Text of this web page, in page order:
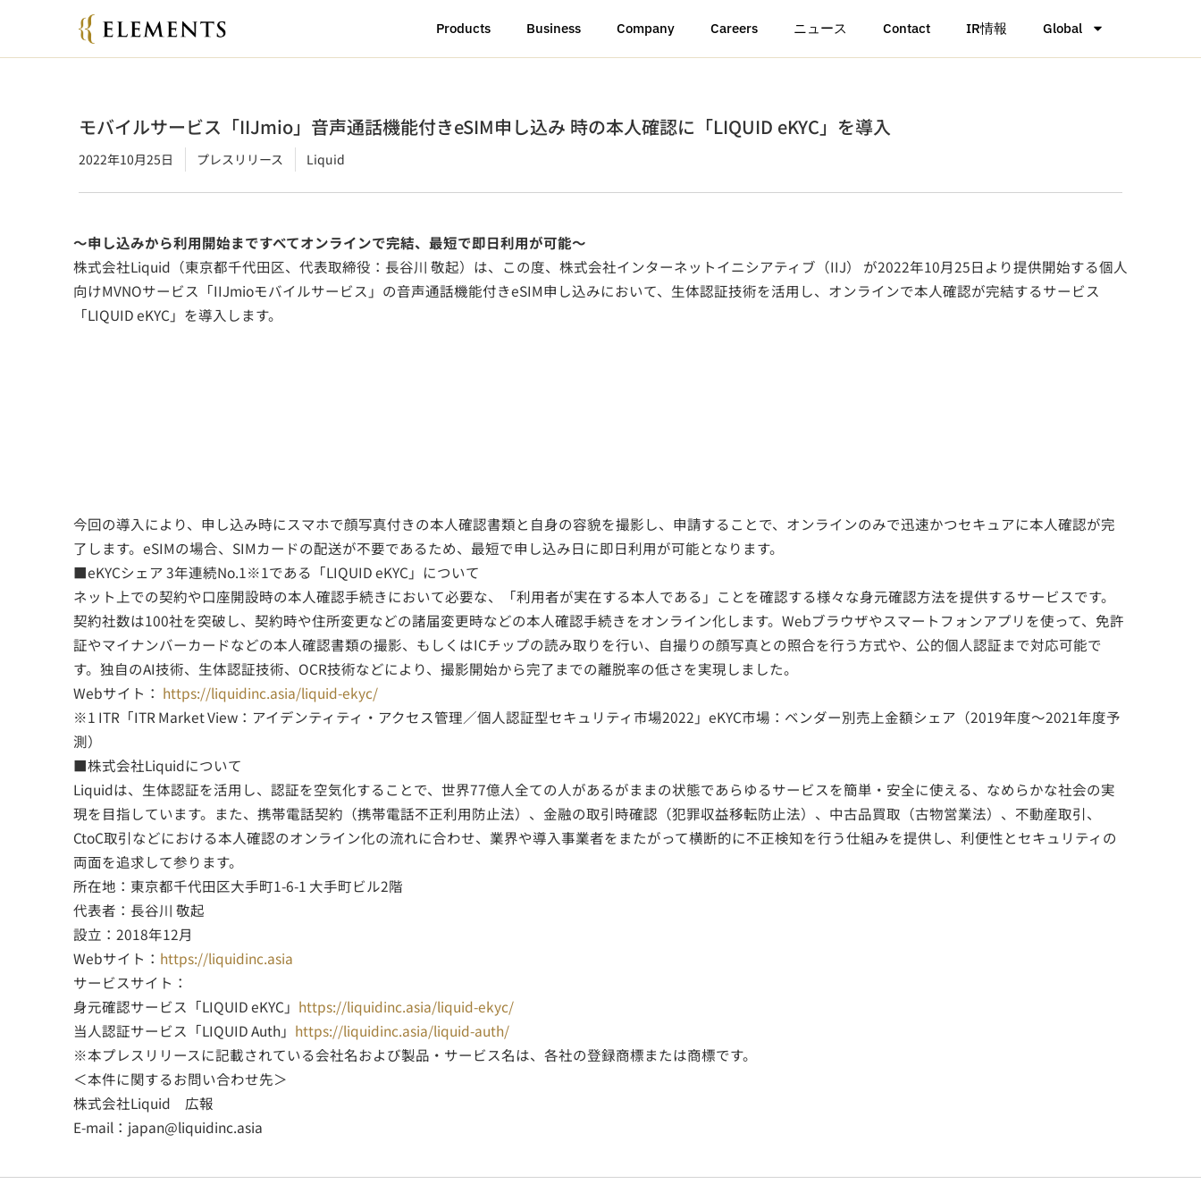
Products Business Company Careers ニュース Contact IR情報 Global
モバイルサービス「IIJmio」音声通話機能付きeSIM申し込み 時の本人確認に「LIQUID eKYC」を導入
2022年10月25日 プレスリリース Liquid
～申し込みから利用開始まですべてオンラインで完結、最短で即日利用が可能～
株式会社Liquid（東京都千代田区、代表取締役：長谷川 敬起）は、この度、株式会社インターネットイニシアティブ（IIJ） が2022年10月25日より提供開始する個人
向けMVNOサービス「IIJmioモバイルサービス」の音声通話機能付きeSIM申し込みにおいて、生体認証技術を活用し、オンラインで本人確認が完結するサービス
「LIQUID eKYC」を導入します。
今回の導入により、申し込み時にスマホで顔写真付きの本人確認書類と自身の容貌を撮影し、申請することで、オンラインのみで迅速かつセキュアに本人確認が完
了します。eSIMの場合、SIMカードの配送が不要であるため、最短で申し込み日に即日利用が可能となります。
■eKYCシェア 3年連続No.1※1である「LIQUID eKYC」について
ネット上での契約や口座開設時の本人確認手続きにおいて必要な、「利用者が実在する本人である」ことを確認する様々な身元確認方法を提供するサービスです。
契約社数は100社を突破し、契約時や住所変更などの諸届変更時などの本人確認手続きをオンライン化します。Webブラウザやスマートフォンアプリを使って、免許
証やマイナンバーカードなどの本人確認書類の撮影、もしくはICチップの読み取りを行い、自撮りの顔写真との照合を行う方式や、公的個人認証まで対応可能で
す。独自のAI技術、生体認証技術、OCR技術などにより、撮影開始から完了までの離脱率の低さを実現しました。
Webサイト： https://liquidinc.asia/liquid-ekyc/
※1 ITR「ITR Market View：アイデンティティ・アクセス管理／個人認証型セキュリティ市場2022」eKYC市場：ベンダー別売上金額シェア（2019年度～2021年度予
測）
■株式会社Liquidについて
Liquidは、生体認証を活用し、認証を空気化することで、世界77億人全ての人があるがままの状態であらゆるサービスを簡単・安全に使える、なめらかな社会の実
現を目指しています。また、携帯電話契約（携帯電話不正利用防止法）、金融の取引時確認（犯罪収益移転防止法）、中古品買取（古物営業法）、不動産取引、
CtoC取引などにおける本人確認のオンライン化の流れに合わせ、業界や導入事業者をまたがって横断的に不正検知を行う仕組みを提供し、利便性とセキュリティの
両面を追求して参ります。
所在地：東京都千代田区大手町1-6-1 大手町ビル2階
代表者：長谷川 敬起
設立：2018年12月
Webサイト： https://liquidinc.asia
サービスサイト：
身元確認サービス「LIQUID eKYC」 https://liquidinc.asia/liquid-ekyc/
当人認証サービス「LIQUID Auth」 https://liquidinc.asia/liquid-auth/
※本プレスリリースに記載されている会社名および製品・サービス名は、各社の登録商標または商標です。
＜本件に関するお問い合わせ先＞
株式会社Liquid 広報
E-mail： japan@liquidinc.asia